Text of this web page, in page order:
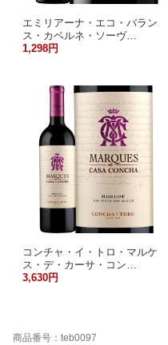
エミリアーナ・エコ・バラン
ス・カベルネ・ソーヴ…
1,298円
コンチャ・イ・トロ・マルケ
ス・デ・カーサ・コン…
3,630円
商品番号：teb0097